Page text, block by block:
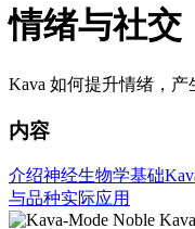
情绪与社交
Kava 如何提升情绪，产
内容
介绍神经生物学基础
与品种实际应用